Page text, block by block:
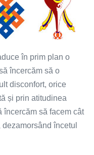
în prim plan o
încercăm să o
disconfort, orice
și prin atitudinea
încercăm să facem cât
încetul